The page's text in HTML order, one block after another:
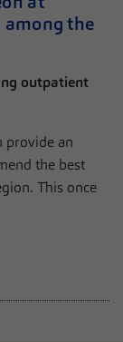
the
outpatient
provide an
the best
This once